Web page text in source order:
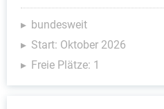
bundesweit
Start: Oktober 2026
Freie Plätze: 1